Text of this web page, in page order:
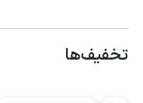
تخفیف‌ها